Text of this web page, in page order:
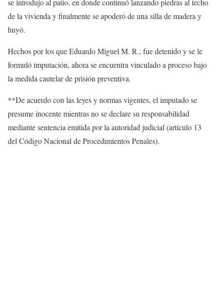
se introdujo al patio, en donde continuó lanzando piedras al techo
de la vivienda y finalmente se apoderó de una silla de madera y
huyó.
Hechos por los que Eduardo Miguel M. R., fue detenido y se le
formuló imputación, ahora se encuentra vinculado a proceso bajo
la medida cautelar de prisión preventiva.
**De acuerdo con las leyes y normas vigentes, el imputado se
presume inocente mientras no se declare su responsabilidad
mediante sentencia emitida por la autoridad judicial (artículo 13
del Código Nacional de Procedimientos Penales).